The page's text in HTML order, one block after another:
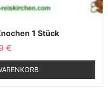
1 Stück
€